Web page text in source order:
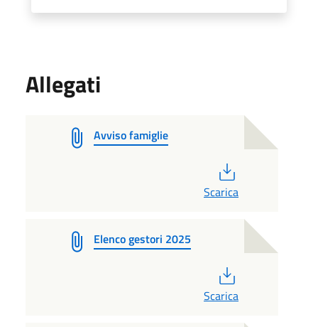
Allegati
Avviso famiglie
Scarica
Elenco gestori 2025
Scarica